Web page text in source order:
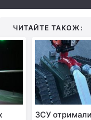
ЧИТАЙТЕ ТАКОЖ:
ЗСУ